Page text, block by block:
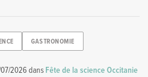
GASTRONOMIE
2026dans Fête de la science Occitanie